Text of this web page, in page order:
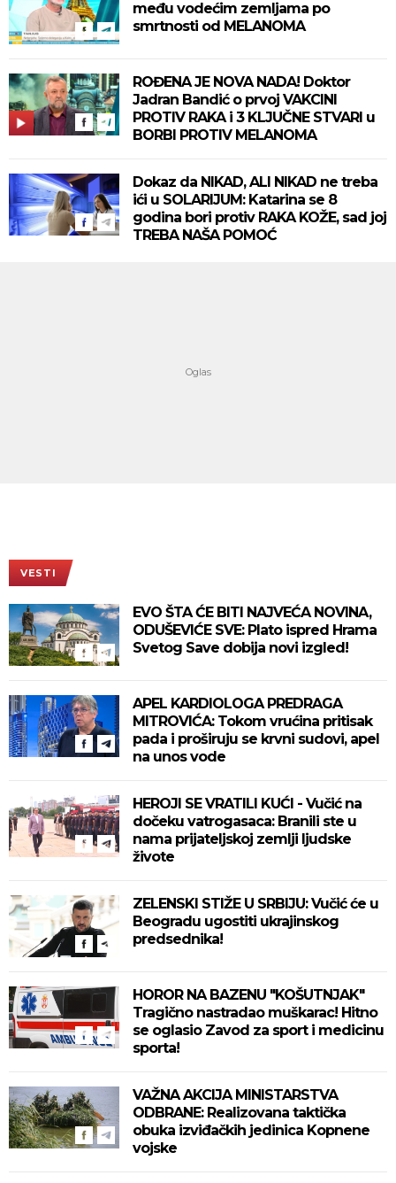
među vodećim zemljama po
smrtnosti od MELANOMA
ROĐENA JE NOVA NADA! Doktor
Jadran Bandić o prvoj VAKCINI
PROTIV RAKA i 3 KLJUČNE STVARI u
BORBI PROTIV MELANOMA
Dokaz da NIKAD, ALI NIKAD ne treba
ići u SOLARIJUM: Katarina se 8
godina bori protiv RAKA KOŽE, sad joj
TREBA NAŠA POMOĆ
VESTI
EVO ŠTA ĆE BITI NAJVEĆA NOVINA,
ODUŠEVIĆE SVE: Plato ispred Hrama
Svetog Save dobija novi izgled!
APEL KARDIOLOGA PREDRAGA
MITROVIĆA: Tokom vrućina pritisak
pada i proširuju se krvni sudovi, apel
na unos vode
HEROJI SE VRATILI KUĆI - Vučić na
dočeku vatrogasaca: Branili ste u
nama prijateljskoj zemlji ljudske
živote
ZELENSKI STIŽE U SRBIJU: Vučić će u
Beogradu ugostiti ukrajinskog
predsednika!
HOROR NA BAZENU "KOŠUTNJAK"
Tragično nastradao muškarac! Hitno
se oglasio Zavod za sport i medicinu
sporta!
VAŽNA AKCIJA MINISTARSTVA
ODBRANE: Realizovana taktička
obuka izviđačkih jedinica Kopnene
vojske